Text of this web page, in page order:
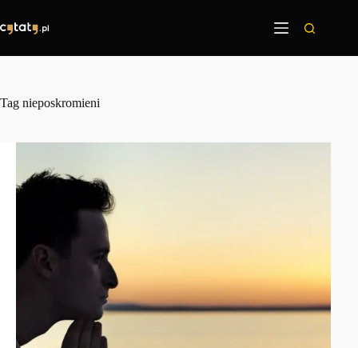
treści
Tag nieposkromieni